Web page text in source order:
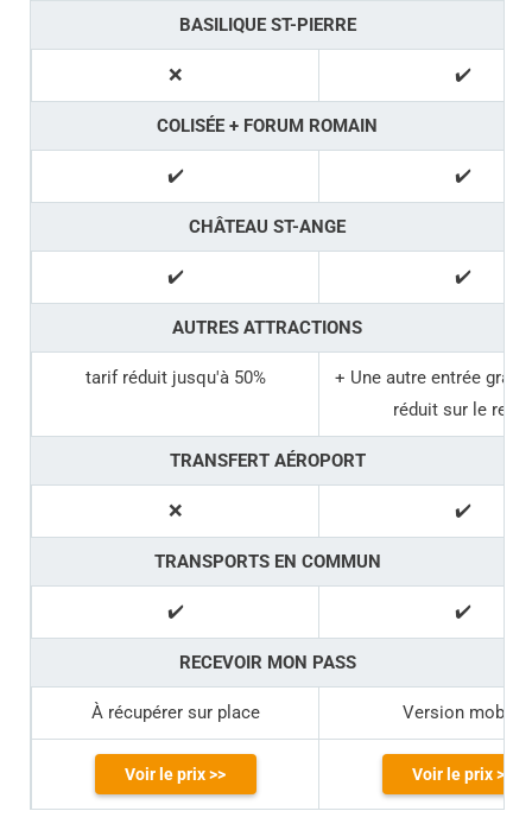
BASILIQUE ST-PIERRE
❌ ✔️
COLISÉE + FORUM ROMAIN
✔️ ✔️
CHÂTEAU ST-ANGE
✔️ ✔️
AUTRES ATTRACTIONS
tarif réduit jusqu'à 50%
+ Une autre entrée
réduit sur le reste
TRANSFERT AÉROPORT
❌ ✔️
TRANSPORTS EN COMMUN
✔️ ✔️
RECEVOIR MON PASS
À récupérer sur place Version mobile
Voir le prix >> Voir le prix >>